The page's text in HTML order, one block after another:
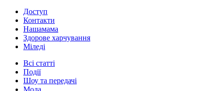
Доступ
Контакти
Нашамама
Здорове харчування
Міледі
Всі статті
Події
Шоу та передачі